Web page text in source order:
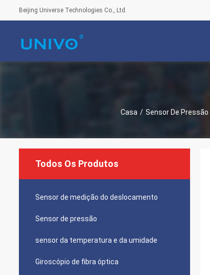
Beijing Universe Technologies Co., Ltd.
Casa / Sensor De Pressão
Todos Os Produtos
Sensor de medição do deslocamento
Sensor de pressão
sensor da temperatura e da umidade
Giroscópio de fibra óptica